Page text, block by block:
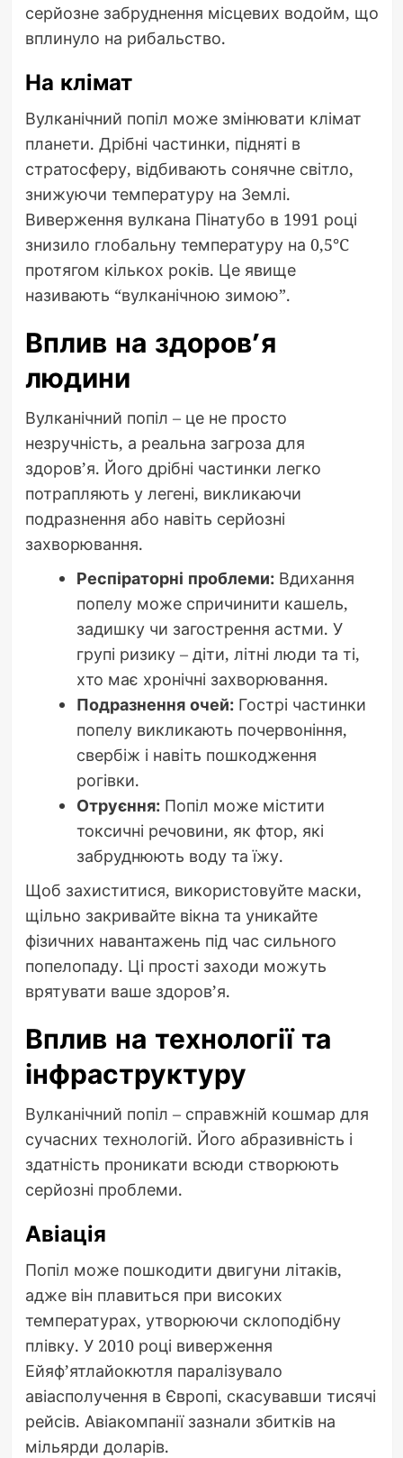
серйозне забруднення місцевих водойм, що
вплинуло на рибальство.
На клімат
Вулканічний попіл може змінювати клімат
планети. Дрібні частинки, підняті в
стратосферу, відбивають сонячне світло,
знижуючи температуру на Землі.
Виверження вулкана Пінатубо в 1991 році
знизило глобальну температуру на 0,5°C
протягом кількох років. Це явище
називають “вулканічною зимою”.
Вплив на здоров’я
людини
Вулканічний попіл – це не просто
незручність, а реальна загроза для
здоров’я. Його дрібні частинки легко
потрапляють у легені, викликаючи
подразнення або навіть серйозні
захворювання.
Респіраторні проблеми:Вдихання
попелу може спричинити кашель,
задишку чи загострення астми. У
групі ризику – діти, літні люди та ті,
хто має хронічні захворювання.
Подразнення очей:Гострі частинки
попелу викликають почервоніння,
свербіж і навіть пошкодження
рогівки.
Отруєння:Попіл може містити
токсичні речовини, як фтор, які
забруднюють воду та їжу.
Щоб захиститися, використовуйте маски,
щільно закривайте вікна та уникайте
фізичних навантажень під час сильного
попелопаду. Ці прості заходи можуть
врятувати ваше здоров’я.
Вплив на технології та
інфраструктуру
Вулканічний попіл – справжній кошмар для
сучасних технологій. Його абразивність і
здатність проникати всюди створюють
серйозні проблеми.
Авіація
Попіл може пошкодити двигуни літаків,
адже він плавиться при високих
температурах, утворюючи склоподібну
плівку. У 2010 році виверження
Ейяф’ятлайокютля паралізувало
авіасполучення в Європі, скасувавши тисячі
рейсів. Авіакомпанії зазнали збитків на
мільярди доларів.